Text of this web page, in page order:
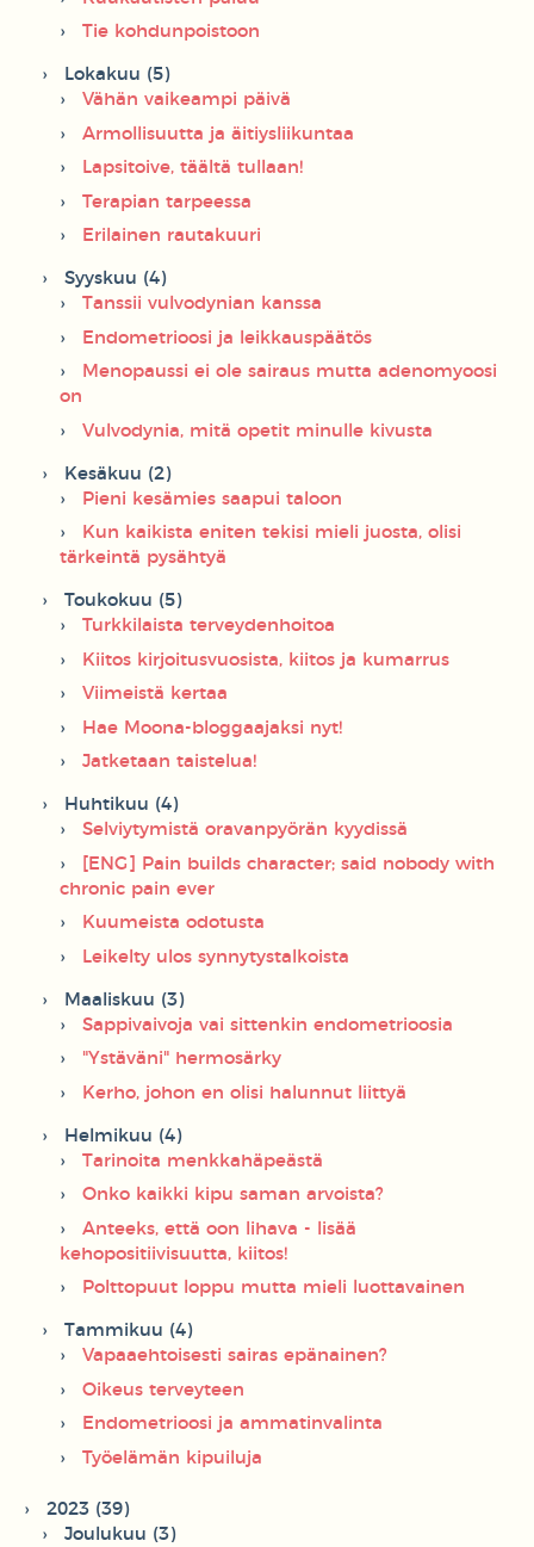
Tie kohdunpoistoon
Lokakuu (5)
Vähän vaikeampi päivä
Armollisuutta ja äitiysliikuntaa
Lapsitoive, täältä tullaan!
Terapian tarpeessa
Erilainen rautakuuri
Syyskuu (4)
Tanssii vulvodynian kanssa
Endometrioosi ja leikkauspäätös
Menopaussi ei ole sairaus mutta adenomyoosi
on
Vulvodynia, mitä opetit minulle kivusta
Kesäkuu (2)
Pieni kesämies saapui taloon
Kun kaikista eniten tekisi mieli juosta, olisi
tärkeintä pysähtyä
Toukokuu (5)
Turkkilaista terveydenhoitoa
Kiitos kirjoitusvuosista, kiitos ja kumarrus
Viimeistä kertaa
Hae Moona-bloggaajaksi nyt!
Jatketaan taistelua!
Huhtikuu (4)
Selviytymistä oravanpyörän kyydissä
[ENG] Pain builds character; said nobody with
chronic pain ever
Kuumeista odotusta
Leikelty ulos synnytystalkoista
Maaliskuu (3)
Sappivaivoja vai sittenkin endometrioosia
"Ystäväni" hermosärky
Kerho, johon en olisi halunnut liittyä
Helmikuu (4)
Tarinoita menkkahäpeästä
Onko kaikki kipu saman arvoista?
Anteeks, että oon lihava - lisää
kehopositiivisuutta, kiitos!
Polttopuut loppu mutta mieli luottavainen
Tammikuu (4)
Vapaaehtoisesti sairas epänainen?
Oikeus terveyteen
Endometrioosi ja ammatinvalinta
Työelämän kipuiluja
2023 (39)
Joulukuu (3)